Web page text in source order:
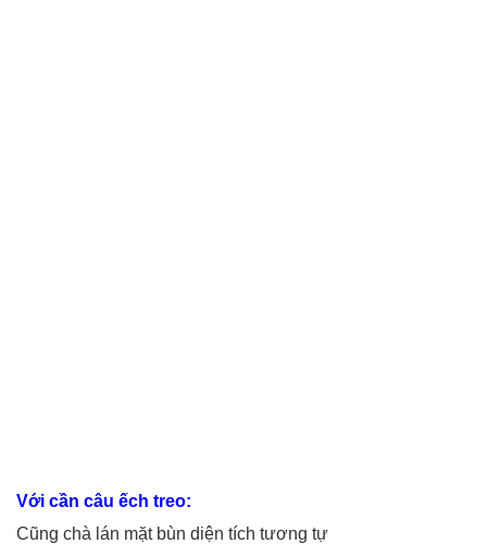
Với cần câu ếch treo:
Cũng chà lán mặt bùn diện tích tương tự